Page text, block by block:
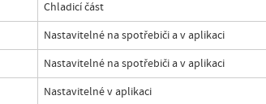
Chladicí část
Nastavitelné na spotřebiči a v aplikaci
Nastavitelné na spotřebiči a v aplikaci
Nastavitelné v aplikaci